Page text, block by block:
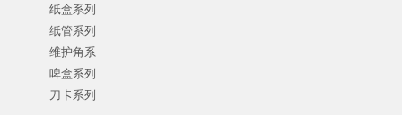
纸盒系列
纸管系列
维护角系
啤盒系列
刀卡系列